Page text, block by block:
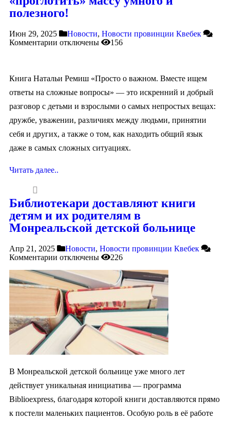
полезного!
Июн 29, 2025 Новости, Новости провинции Квебек
Комментарии отключены 156
Книга Натальи Ремиш «Просто о важном. Вместе ищем
ответы на сложные вопросы» — это искренний и добрый
разговор с детьми и взрослыми о самых непростых вещах:
дружбе, уважении, различиях между людьми, принятии
себя и других, а также о том, как находить общий язык
даже в самых сложных ситуациях.
Читать далее..
Библиотекари доставляют книги
детям и их родителям в
Монреальской детской больнице
Апр 21, 2025 Новости, Новости провинции Квебек
Комментарии отключены 226
В Монреальской детской больнице уже много лет
действует уникальная инициатива — программа
Biblioexpress, благодаря которой книги доставляются прямо
к постели маленьких пациентов. Особую роль в её работе